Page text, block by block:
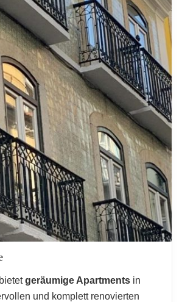
geräumige Apartments in
und komplett renovierten